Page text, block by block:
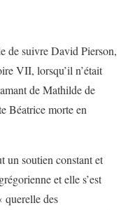
de suivre David Pierson,
VII, lorsqu’il n’était
de Mathilde de
Béatrice morte en
un soutien constant et
et elle s’est
querelle des